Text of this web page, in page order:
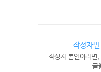
작성자
작성자 본인이라면
글